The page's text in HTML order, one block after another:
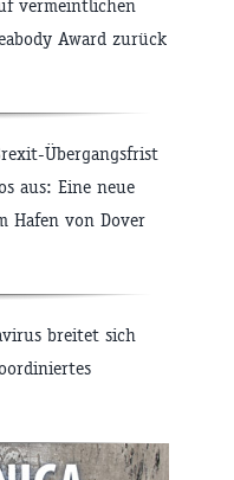
vermeintlichen
Award zurück
Übergangsfrist
aus: Eine neue
Hafen von Dover
breitet sich